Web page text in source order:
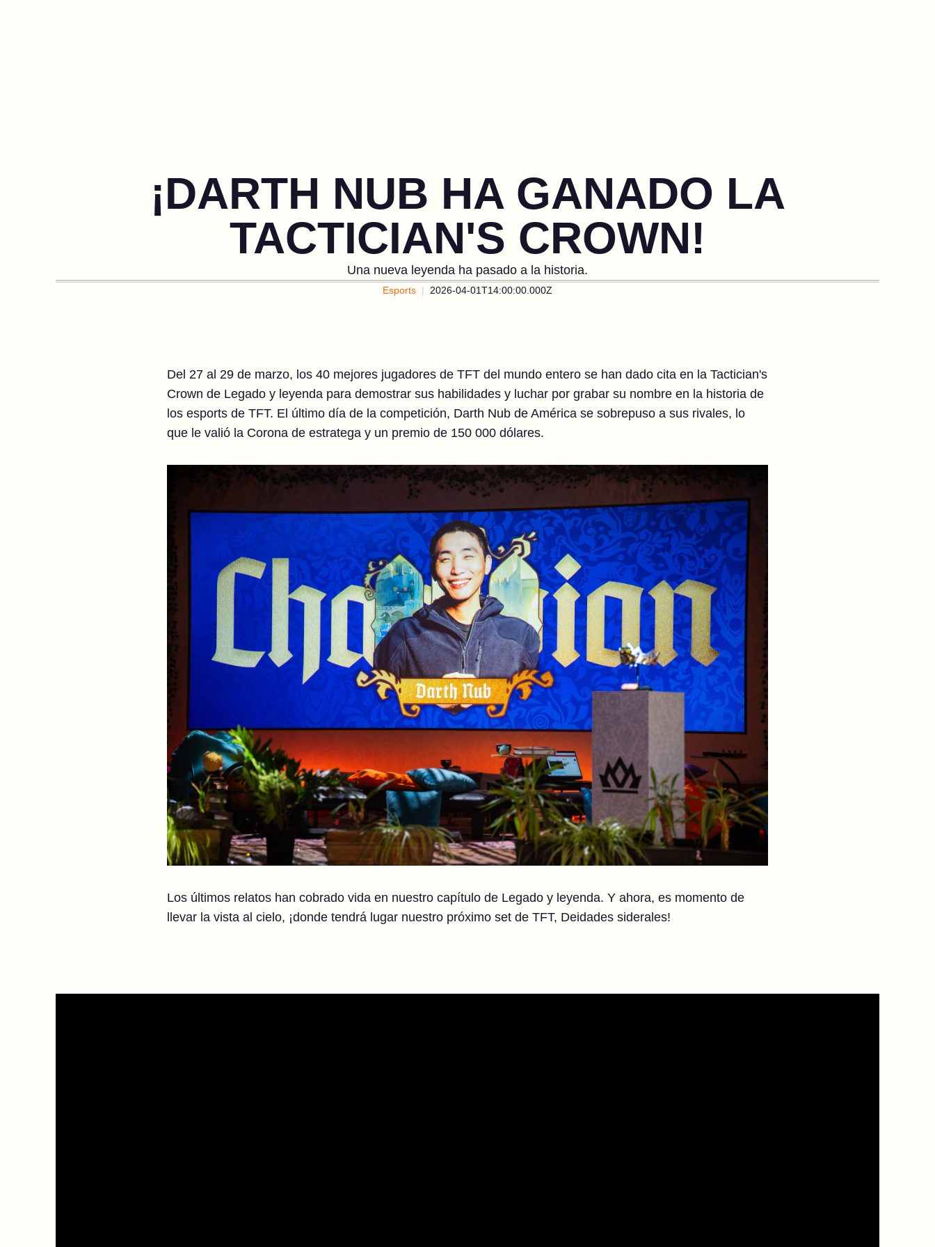
¡DARTH NUB HA GANADO LA
TACTICIAN'S CROWN!
Una nueva leyenda ha pasado a la historia.
Esports 2026-04-01T14:00:00.000Z
Del 27 al 29 de marzo, los 40 mejores jugadores de TFT del mundo entero se han dado cita en la Tactician's
Crown de Legado y leyenda para demostrar sus habilidades y luchar por grabar su nombre en la historia de
los esports de TFT. El último día de la competición, Darth Nub de América se sobrepuso a sus rivales, lo
que le valió la Corona de estratega y un premio de 150 000 dólares.
Los últimos relatos han cobrado vida en nuestro capítulo de Legado y leyenda. Y ahora, es momento de
llevar la vista al cielo, ¡donde tendrá lugar nuestro próximo set de TFT, Deidades siderales!